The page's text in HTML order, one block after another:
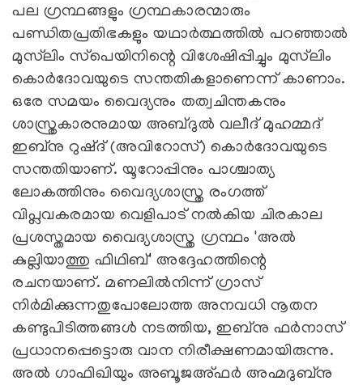
പല ഗ്രന്ഥങ്ങളും ഗ്രന്ഥകാരന്മാരും
പണ്ഡിതപ്രതിഭകളും യഥാര്‍ത്ഥത്തില്‍ പറഞ്ഞാല്‍
മുസ്‌ലിം സ്‌പെയിനിന്റെ വിശേഷിപ്പിച്ചും മുസ്‌ലിം
കൊര്‍ദോവയുടെ സന്തതികളാണെന്ന് കാണാം.
ഒരേ സമയം വൈദ്യനും തത്വചിന്തകനും
ശാസ്ത്രകാരനുമായ അബ്ദുല്‍ വലീദ് മുഹമ്മദ്
ഇബ്‌നു റുഷ്ദ് (അവിറോസ്) കൊര്‍ദോവയുടെ
സന്തതിയാണ്. യൂറോപ്പിനും പാശ്ചാത്യ
ലോകത്തിനും വൈദ്യശാസ്ത്ര രംഗത്ത്
വിപ്ലവകരമായ വെളിപാട് നല്‍കിയ ചിരകാല
പ്രശസ്തമായ വൈദ്യശാസ്ത്ര ഗ്രന്ഥം 'അല്‍
കുല്ലിയാത്തു ഫിഥിബ്' അദ്ദേഹത്തിന്റെ
രചനയാണ്. മണലില്‍നിന്ന് ഗ്രാസ്
നിര്‍മിക്കുന്നതുപോലോത്ത അനവധി നൂതന
കണ്ടുപിടിത്തങ്ങള്‍ നടത്തിയ, ഇബ്‌നു ഫര്‍നാസ്
പ്രധാനപ്പെട്ടൊരു വാന നിരീക്ഷണമായിരുന്നു.
അല്‍ ഗാഫിഖിയും അബൂജഅ്ഫര്‍ അഹ്മദുബ്‌നു